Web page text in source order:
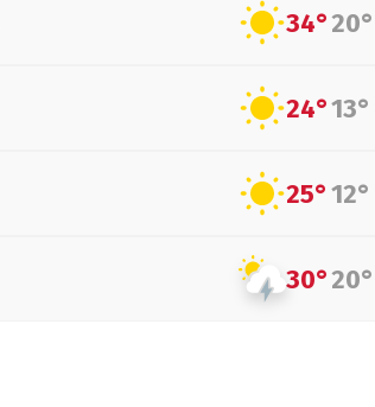
34°20°
24°13°
25°12°
30°20°